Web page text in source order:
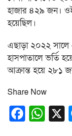
হাজার ৪২৯ জন।
হয়েছিল।
এছাড়া ২০২২
হাসপাতালে ভর্তি
আক্রান্ত হয়ে ২৮১
Share Now